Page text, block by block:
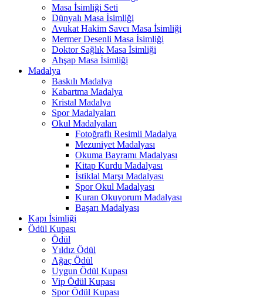
Masa İsimliği Seti
Dünyalı Masa İsimliği
Avukat Hakim Savcı Masa İsimliği
Mermer Desenli Masa İsimliği
Doktor Sağlık Masa İsimliği
Ahşap Masa İsimliği
Madalya
Baskılı Madalya
Kabartma Madalya
Kristal Madalya
Spor Madalyaları
Okul Madalyaları
Fotoğraflı Resimli Madalya
Mezuniyet Madalyası
Okuma Bayramı Madalyası
Kitap Kurdu Madalyası
İstiklal Marşı Madalyası
Spor Okul Madalyası
Kuran Okuyorum Madalyası
Başarı Madalyası
Kapı İsimliği
Ödül Kupası
Ödül
Yıldız Ödül
Ağaç Ödül
Uygun Ödül Kupası
Vip Ödül Kupası
Spor Ödül Kupası